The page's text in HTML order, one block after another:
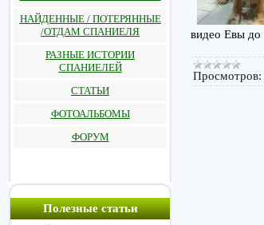
НАЙДЕННЫЕ / ПОТЕРЯННЫЕ
/ОТДАМ СПАНИЕЛЯ
РАЗНЫЕ ИСТОРИИ
СПАНИЕЛЕЙ
СТАТЬИ
ФОТОАЛЬБОМЫ
ФОРУМ
Полезные статьи
видео Евы до
Просмотров: